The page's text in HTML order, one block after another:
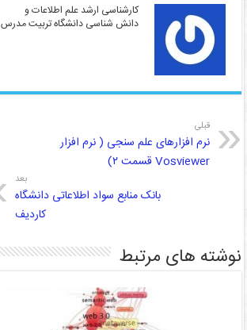
کارشناسی ارشد علم اطلاعات و
دانش شناسی دانشگاه تربیت مدرس
قبلی
نرم افزارهای علم سنجی ( نرم افزار
Vosviewer قسمت ۲)
بعد
بانک منابع سواد اطلاعاتی دانشگاه
کاردیف
نوشته های مرتبط